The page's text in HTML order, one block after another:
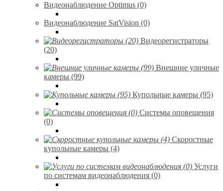
Видеонаблюдение Optimus (0)
Видеонаблюдение SatVision (0)
Видеорегистраторы
(20)
Внешние уличные
камеры (99)
Купольные камеры (95)
Системы оповещения
(0)
Скоростные
купольные камеры (4)
Услуги
по системам видеонаблюдения (0)